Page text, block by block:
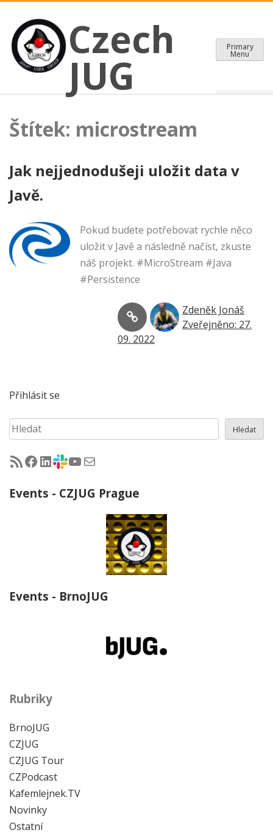
content
Czech JUG
CZECH JAVA USER GROUP
Czech
JUG
Primary
Menu
Štítek: microstream
Jak nejjednodušeji uložit data v
Javě.
Pokud budete potřebovat rychle něco
uložit v Javě a následně načíst, zkuste
náš projekt. #MicroStream #Java
#Persistence
Zdeněk Jonáš
Zveřejněno: 27.
09. 2022
Přihlásit se
Hledat Hledat
RSS - články na jug.cz
Facebook skupina Czech Java User Group
LinkedIn skupina Czech Java User Group
CZJUG Slack fórum
CZJUG YouTube kanálCZJUG email
Events - CZJUG Prague
Events - BrnoJUG
Rubriky
BrnoJUG
CZJUG
CZJUG Tour
CZPodcast
Kafemlejnek.TV
Novinky
Ostatní